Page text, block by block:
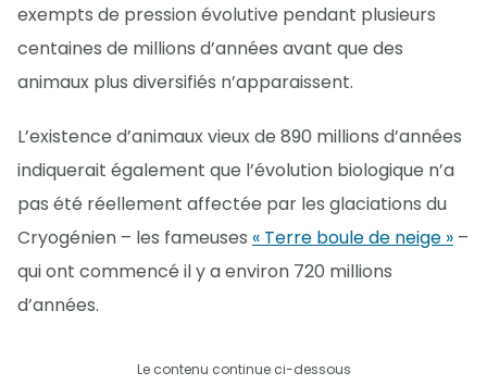
exempts de pression évolutive pendant plusieurs
centaines de millions d’années avant que des
animaux plus diversifiés n’apparaissent.
L’existence d’animaux vieux de 890 millions d’années
indiquerait également que l’évolution biologique n’a
pas été réellement affectée par les glaciations du
Cryogénien – les fameuses « Terre boule de neige » –
qui ont commencé il y a environ 720 millions
d’années.
Le contenu continue ci-dessous